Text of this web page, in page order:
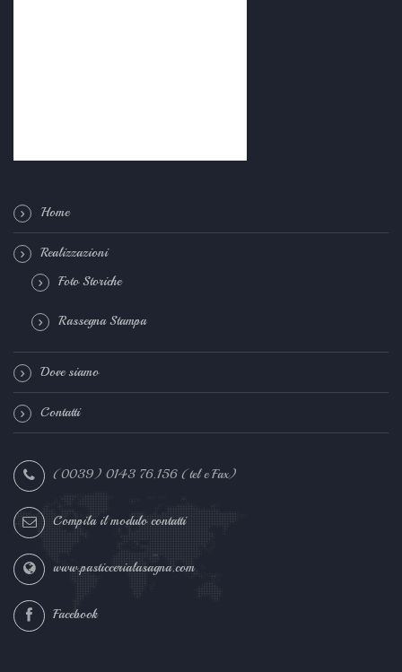
Home
Realizzazioni
Foto Storiche
Rassegna Stampa
Dove siamo
Contatti
(0039) 0143 76.156 (tel e Fax)
Compila il modulo contatti
www.pasticcerialasagna.com
Facebook